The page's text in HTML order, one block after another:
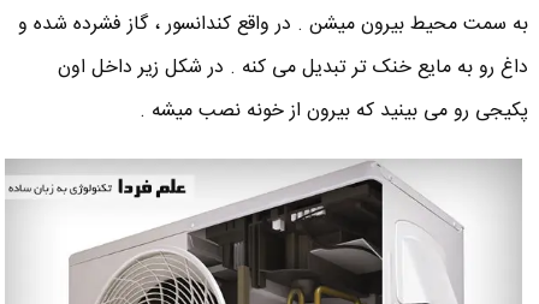
به سمت محیط بیرون میشن . در واقع کندانسور ، گاز فشرده شده و
داغ رو به مایع خنک تر تبدیل می کنه . در شکل زیر داخل اون
پکیجی رو می بینید که بیرون از خونه نصب میشه .